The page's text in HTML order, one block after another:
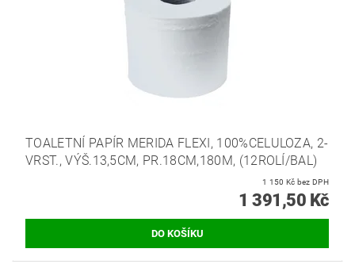
TOALETNÍ PAPÍR MERIDA FLEXI, 100%CELULOZA, 2-
VRST., VÝŠ.13,5CM, PR.18CM,180M, (12ROLÍ/BAL)
1 150 Kč bez DPH
1 391,50 Kč